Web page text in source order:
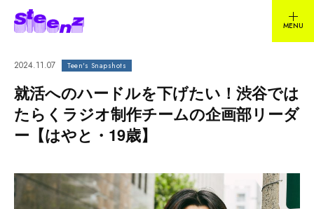
2024.11.07 Teen's Snapshots
就活へのハードルを下げたい！渋谷では
たらくラジオ制作チームの企画部リーダ
ー【はやと・19歳】